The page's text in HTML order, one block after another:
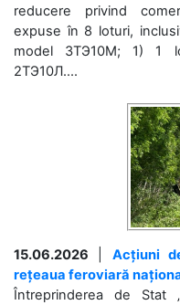
reducere privind
expuse în 8 loturi,
model 3ТЭ10М; 1) 1
2ТЭ10Л....
15.06.2026
Acțiuni
rețeaua feroviară
Întreprinderea de Stat